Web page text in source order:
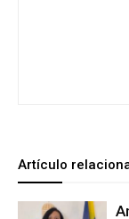
Artículo